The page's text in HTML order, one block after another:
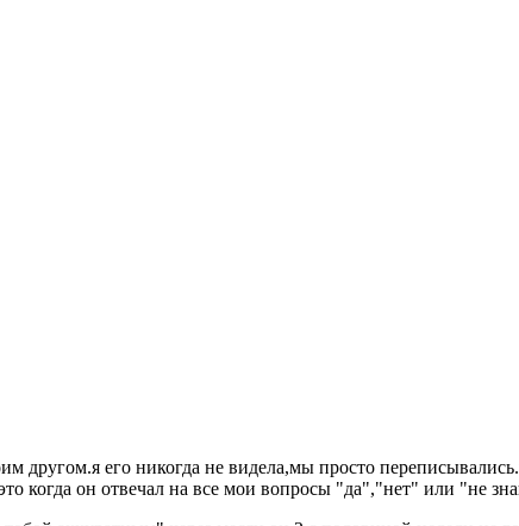
другом.я его никогда не видела,мы просто
когда он отвечал на все мои вопросы "да","нет" или "не